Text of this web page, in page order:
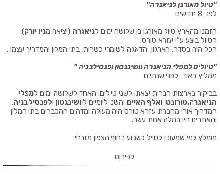
לפירוט
"טיול מאורגן לניאגרה"
לפני 8 חודשים
הזמנו מהארץ טיול מאורגן בן שלושה ימים לניאגרה (יציאה מניו יורק).
הטיול בוצע ע”י עזרא טורס.
הכל היה בסדר, הארגון, הדאגה לשומרי כשרות, בתי המלון והמדריך עצמו .
"טיולים למפלי הניאגרה וושינגטון ופנסילבניה"
ממליץ מאוד לפני שנתיים
בביקור בארצות הברית יצאתי לשני טיולים: האחד לשלושה ימים למפלי
הניאגרה,טורונטו ואלף האיים והשני ליומיים לוושינגטון ולפנסילבניה.
המדריך אורי מחברת עזרא טורס היה מעולה ומדהים ההסברים בתי המלון
והאתרים היו במלה אחת עשר.
מומלץ למי שמעונין לטייל כשבוע בחוף הצפון מזרחי